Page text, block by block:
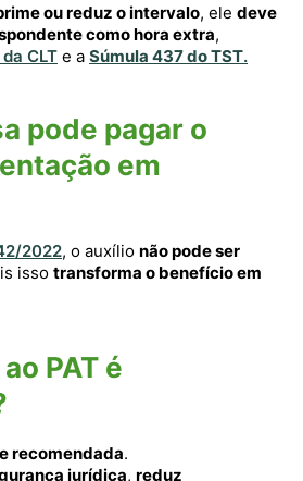
ou reduz o intervalo, ele deve
como hora extra,
CLT e a Súmula 437 do TST.
pode pagar o
em
2022, o auxílio não pode ser
isso transforma o benefício em
PAT é
recomendada.
jurídica, reduz